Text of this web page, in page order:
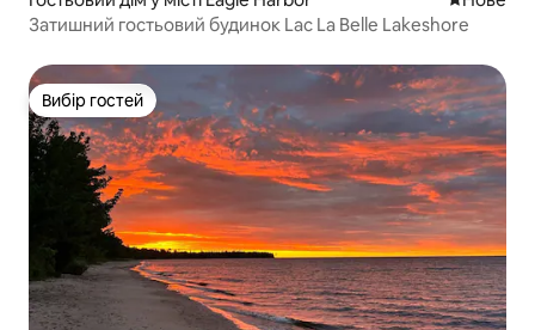
Затишний гостьовий будинок Lac La Belle Lakeshore
Вибір гостей
Вибір гостей